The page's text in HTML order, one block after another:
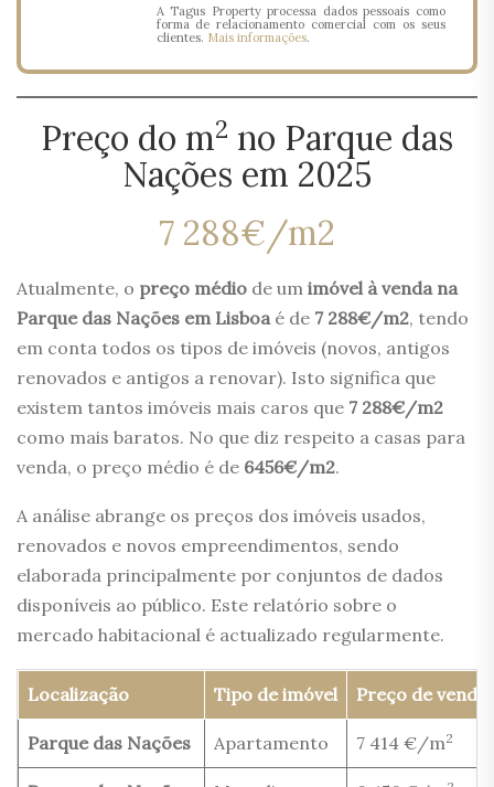
A Tagus Property processa dados pessoais como
forma de relacionamento comercial com os seus
clientes. Mais informações.
Preço do m2 no Parque das
Nações em 2025
7 288€/m2
Atualmente, o preço médio de um imóvel à venda na
Parque das Nações em Lisboaé de 7 288€/m2, tendo
em conta todos os tipos de imóveis (novos, antigos
renovados e antigos a renovar). Isto significa que
existem tantos imóveis mais caros que 7 288€/m2
como mais baratos. No que diz respeito a casas para
venda, o preço médio é de 6456€/m2.
A análise abrange os preços dos imóveis usados,
renovados e novos empreendimentos, sendo
elaborada principalmente por conjuntos de dados
disponíveis ao público. Este relatório sobre o
mercado habitacional é actualizado regularmente.
Localização Tipo de imóvel Preço de
Parque das Nações Apartamento 7 414 €/m2